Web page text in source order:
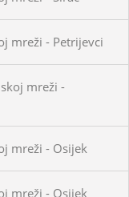
mreži - Petrijevci
mreži -
mreži - Osijek
mreži - Osijek